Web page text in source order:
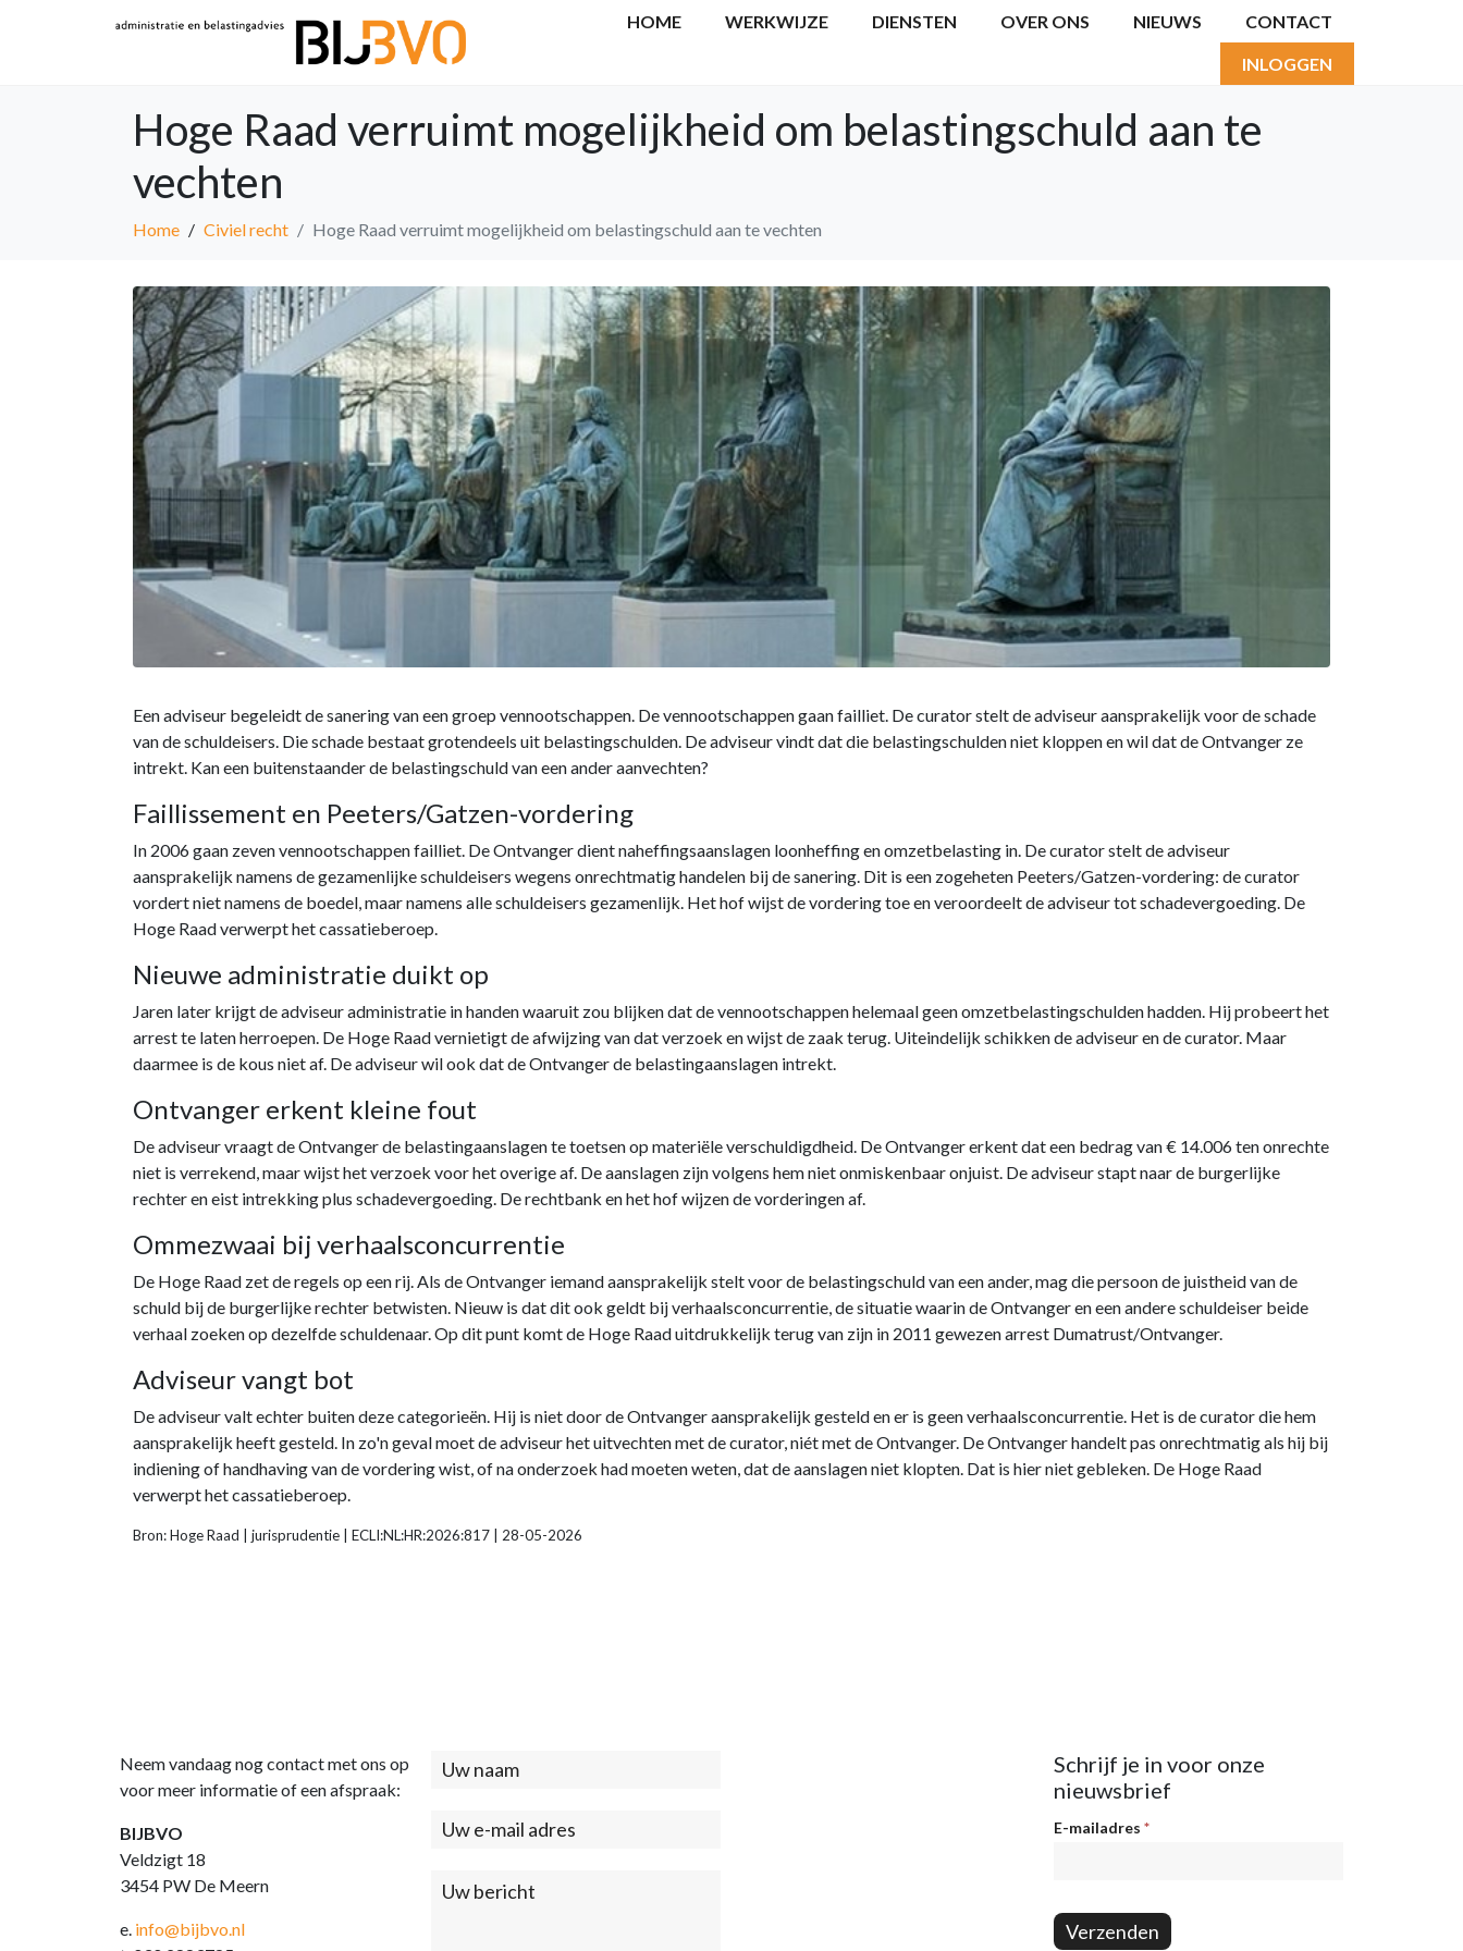
HOME WERKWIJZE DIENSTEN OVER ONS NIEUWS CONTACT
INLOGGEN
Hoge Raad verruimt mogelijkheid om belastingschuld aan te
vechten
Home Civiel recht Hoge Raad verruimt mogelijkheid om belastingschuld aan te vechten
Een adviseur begeleidt de sanering van een groep vennootschappen. De vennootschappen gaan failliet. De curator stelt de adviseur aansprakelijk voor de schade
van de schuldeisers. Die schade bestaat grotendeels uit belastingschulden. De adviseur vindt dat die belastingschulden niet kloppen en wil dat de Ontvanger ze
intrekt. Kan een buitenstaander de belastingschuld van een ander aanvechten?
Faillissement en Peeters/Gatzen-vordering
In 2006 gaan zeven vennootschappen failliet. De Ontvanger dient naheffingsaanslagen loonheffing en omzetbelasting in. De curator stelt de adviseur
aansprakelijk namens de gezamenlijke schuldeisers wegens onrechtmatig handelen bij de sanering. Dit is een zogeheten Peeters/Gatzen-vordering: de curator
vordert niet namens de boedel, maar namens alle schuldeisers gezamenlijk. Het hof wijst de vordering toe en veroordeelt de adviseur tot schadevergoeding. De
Hoge Raad verwerpt het cassatieberoep.
Nieuwe administratie duikt op
Jaren later krijgt de adviseur administratie in handen waaruit zou blijken dat de vennootschappen helemaal geen omzetbelastingschulden hadden. Hij probeert het
arrest te laten herroepen. De Hoge Raad vernietigt de afwijzing van dat verzoek en wijst de zaak terug. Uiteindelijk schikken de adviseur en de curator. Maar
daarmee is de kous niet af. De adviseur wil ook dat de Ontvanger de belastingaanslagen intrekt.
Ontvanger erkent kleine fout
De adviseur vraagt de Ontvanger de belastingaanslagen te toetsen op materiële verschuldigdheid. De Ontvanger erkent dat een bedrag van € 14.006 ten onrechte
niet is verrekend, maar wijst het verzoek voor het overige af. De aanslagen zijn volgens hem niet onmiskenbaar onjuist. De adviseur stapt naar de burgerlijke
rechter en eist intrekking plus schadevergoeding. De rechtbank en het hof wijzen de vorderingen af.
Ommezwaai bij verhaalsconcurrentie
De Hoge Raad zet de regels op een rij. Als de Ontvanger iemand aansprakelijk stelt voor de belastingschuld van een ander, mag die persoon de juistheid van de
schuld bij de burgerlijke rechter betwisten. Nieuw is dat dit ook geldt bij verhaalsconcurrentie, de situatie waarin de Ontvanger en een andere schuldeiser beide
verhaal zoeken op dezelfde schuldenaar. Op dit punt komt de Hoge Raad uitdrukkelijk terug van zijn in 2011 gewezen arrest Dumatrust/Ontvanger.
Adviseur vangt bot
De adviseur valt echter buiten deze categorieën. Hij is niet door de Ontvanger aansprakelijk gesteld en er is geen verhaalsconcurrentie. Het is de curator die hem
aansprakelijk heeft gesteld. In zo'n geval moet de adviseur het uitvechten met de curator, niét met de Ontvanger. De Ontvanger handelt pas onrechtmatig als hij bij
indiening of handhaving van de vordering wist, of na onderzoek had moeten weten, dat de aanslagen niet klopten. Dat is hier niet gebleken. De Hoge Raad
verwerpt het cassatieberoep.
Bron: Hoge Raad | jurisprudentie | ECLI:NL:HR:2026:817 | 28-05-2026
Neem vandaag nog contact met ons op
voor meer informatie of een afspraak:
BIJBVO
Veldzigt 18
3454 PW De Meern
e. info@bijbvo.nl
Contact
Schrijf je in voor onze
nieuwsbrief
Nieuwsbrief
E-mailadres *
Verzenden